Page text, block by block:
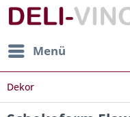
Menü
Dekor